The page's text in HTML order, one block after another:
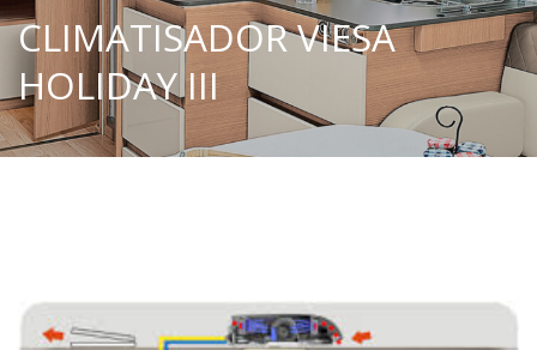
CLIMATISADOR VIESA
HOLIDAY III